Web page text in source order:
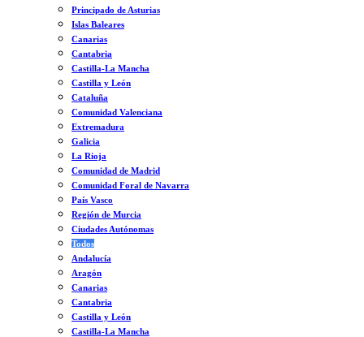
Principado de Asturias
Islas Baleares
Canarias
Cantabria
Castilla-La Mancha
Castilla y León
Cataluña
Comunidad Valenciana
Extremadura
Galicia
La Rioja
Comunidad de Madrid
Comunidad Foral de Navarra
País Vasco
Región de Murcia
Ciudades Autónomas
Todos
Andalucía
Aragón
Canarias
Cantabria
Castilla y León
Castilla-La Mancha